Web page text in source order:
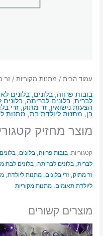
עמוד הבית / מתנות מקוריות /זר
בובות פרווה,בלונים,בלונים
לברית,בלונים לבריתה,
הצעות נישואין,זר מתוק,זרי
בן, מתנות ליולדת בת, מתנות
מוצר מחזיק
קטגוריות:בובות פרווה,בלונים,
לברית,בלונים לבריתה,בלונים לבת
זר מתוק,זרי בלונים,מתנות ליולדת,
ליולדת תאומים,מתנות מקוריות
מוצרים קשורים